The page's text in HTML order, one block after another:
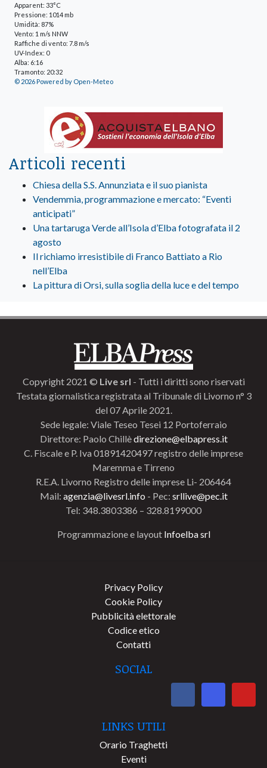
Apparent: 33°C
Pressione: 1014 mb
Umidità: 87%
Vento: 1 m/s NNW
Raffiche di vento: 7.8 m/s
UV-Index: 0
Alba: 6:16
Tramonto: 20:32
© 2026 Powered by Open-Meteo
Articoli recenti
Chiesa della S.S. Annunziata e il suo pianista
Vendemmia, programmazione e mercato: “Eventi
anticipati”
Una tartaruga Verde all’Isola d’Elba fotografata il 2
agosto
Il richiamo irresistibile di Franco Battiato a Rio
nell’Elba
La pittura di Orsi, sulla soglia della luce e del tempo
Copyright 2021 © Live srl - Tutti i diritti sono riservati
Testata giornalistica registrata al Tribunale di Livorno n° 3
del 07 Aprile 2021.
Sede legale: Viale Teseo Tesei 12 Portoferraio
Direttore: Paolo Chillèdirezione@elbapress.it
C. Fiscale e P. Iva 01891420497 registro delle imprese
Maremma e Tirreno
R.E.A. Livorno Registro delle imprese Li- 206464
Mail: agenzia@livesrl.info - Pec: srllive@pec.it
Tel: 348.3803386 – 328.8199000
Programmazione e layout Infoelba srl
Privacy Policy
Cookie Policy
Pubblicità elettorale
Codice etico
Contatti
SOCIAL
LINKS UTILI
Orario Traghetti
Eventi